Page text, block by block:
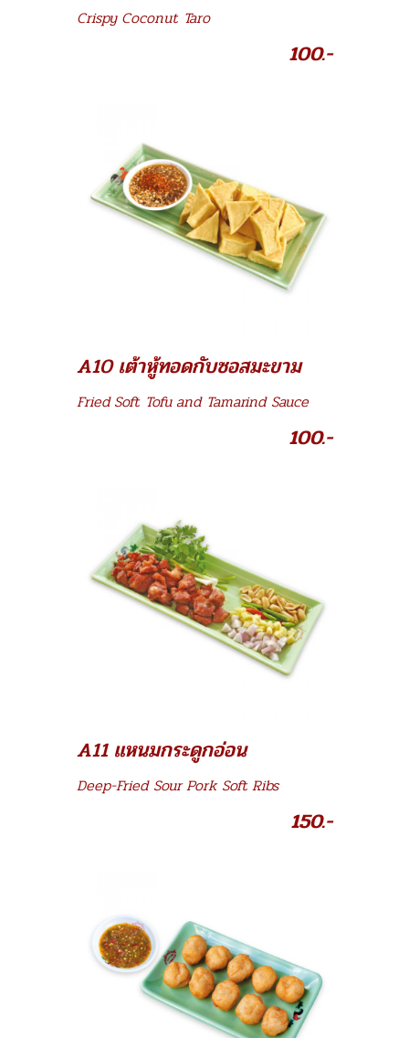
Crispy Coconut Taro
100.-
A10 เต้าหู้ทอดกับซอสมะขาม
Fried Soft Tofu and Tamarind Sauce
100.-
A11 แหนมกระดูกอ่อน
Deep-Fried Sour Pork Soft Ribs
150.-